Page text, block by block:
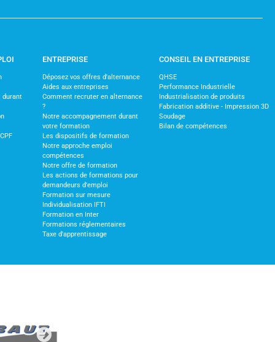
durant
ENTREPRISE
Déposez vos offres d'alternance
Aides aux entreprises
Comment recruter en alternance
?
Notre accompagnement durant
votre formation
Les dispositifs de formation
Notre approche emploi
compétences
Notre offre de formation
Les actions de formations pour
demandeurs d'emploi
Formation sur mesure
Individualisation IFTI
Formation en Inter
Formations réglementaires
Taxe d'apprentissage
CONSEIL EN ENTREPRISE
QHSE
Performance Industrielle
Industrialisation de produits
Fabrication additive - Impression 3D
Soudage
Bilan de compétences